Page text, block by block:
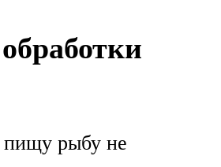
пищу рыбу не